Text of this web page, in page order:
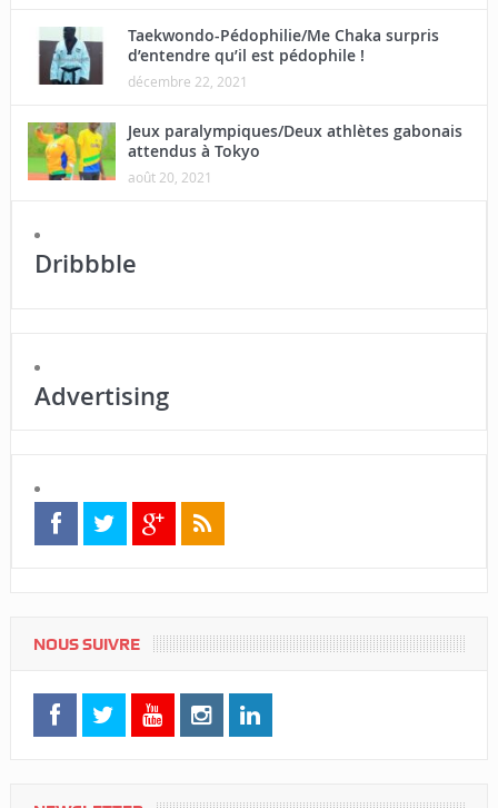
Taekwondo-Pédophilie/Me Chaka surpris
d’entendre qu’il est pédophile !
décembre 22, 2021
Jeux paralympiques/Deux athlètes gabonais
attendus à Tokyo
août 20, 2021
Dribbble
Advertising
NOUS SUIVRE